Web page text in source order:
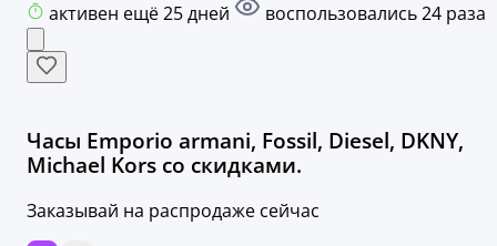
активен ещё 25 дней воспользовались 24 раза
Часы Emporio armani, Fossil, Diesel, DKNY,
Michael Kors со скидками.
Заказывай на распродаже сейчас